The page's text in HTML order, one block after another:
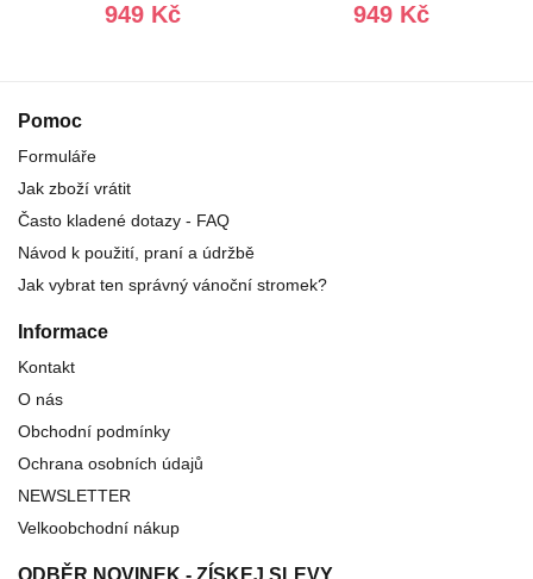
949 Kč 949 Kč
Pomoc
Formuláře
Jak zboží vrátit
Často kladené dotazy - FAQ
Návod k použití, praní a údržbě
Jak vybrat ten správný vánoční stromek?
Informace
Kontakt
O nás
Obchodní podmínky
Ochrana osobních údajů
NEWSLETTER
Velkoobchodní nákup